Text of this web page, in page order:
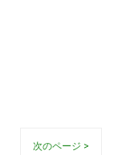
次のページ >